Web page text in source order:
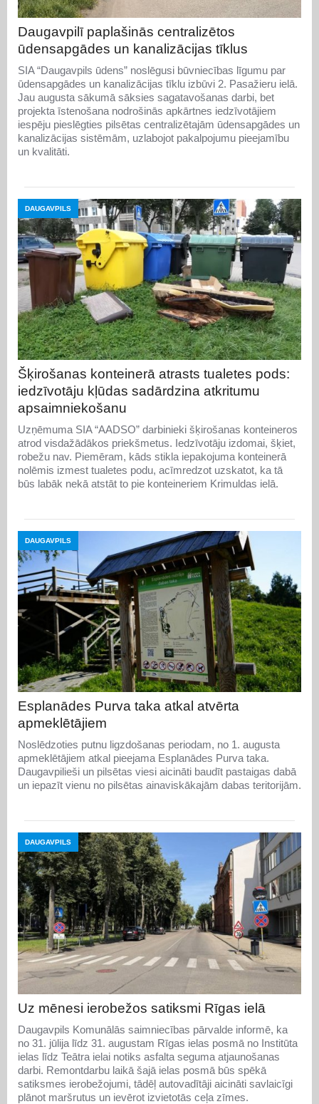
Daugavpilī paplašinās centralizētos
ūdensapgādes un kanalizācijas tīklus
SIA “Daugavpils ūdens” noslēgusi būvniecības līgumu par
ūdensapgādes un kanalizācijas tīklu izbūvi 2. Pasažieru ielā.
Jau augusta sākumā sāksies sagatavošanas darbi, bet
projekta īstenošana nodrošinās apkārtnes iedzīvotājiem
iespēju pieslēgties pilsētas centralizētajām ūdensapgādes un
kanalizācijas sistēmām, uzlabojot pakalpojumu pieejamību
un kvalitāti.
DAUGAVPILS
Šķirošanas konteinerā atrasts tualetes pods:
iedzīvotāju kļūdas sadārdzina atkritumu
apsaimniekošanu
Uzņēmuma SIA “AADSO” darbinieki šķirošanas konteineros
atrod visdažādākos priekšmetus. Iedzīvotāju izdomai, šķiet,
robežu nav. Piemēram, kāds stikla iepakojuma konteinerā
nolēmis izmest tualetes podu, acīmredzot uzskatot, ka tā
būs labāk nekā atstāt to pie konteineriem Krimuldas ielā.
DAUGAVPILS
Esplanādes Purva taka atkal atvērta
apmeklētājiem
Noslēdzoties putnu ligzdošanas periodam, no 1. augusta
apmeklētājiem atkal pieejama Esplanādes Purva taka.
Daugavpilieši un pilsētas viesi aicināti baudīt pastaigas dabā
un iepazīt vienu no pilsētas ainaviskākajām dabas teritorijām.
DAUGAVPILS
Uz mēnesi ierobežos satiksmi Rīgas ielā
Daugavpils Komunālās saimniecības pārvalde informē, ka
no 31. jūlija līdz 31. augustam Rīgas ielas posmā no Institūta
ielas līdz Teātra ielai notiks asfalta seguma atjaunošanas
darbi. Remontdarbu laikā šajā ielas posmā būs spēkā
satiksmes ierobežojumi, tādēļ autovadītāji aicināti savlaicīgi
plānot maršrutus un ievērot izvietotās ceļa zīmes.